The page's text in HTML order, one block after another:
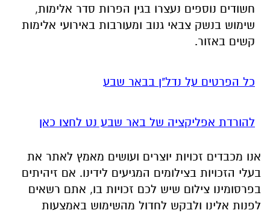
חשודים נוספים נעצרו בגין הפרות סדר אלימות,
שימוש בנשק צבאי גנוב ומעורבות באירועי אלימות
קשים באזור.
כל הפרטים על נדל"ן בבאר שבע
להורדת אפליקציה של באר שבע נט לחצו כאן
אנו מכבדים זכויות יוצרים ועושים מאמץ לאתר את
בעלי הזכויות בצילומים המגיעים לידינו. אם זיהיתים
בפרסומינו צילום שיש לכם זכויות בו, אתם רשאים
לפנות אלינו ולבקש לחדול מהשימוש באמצעות